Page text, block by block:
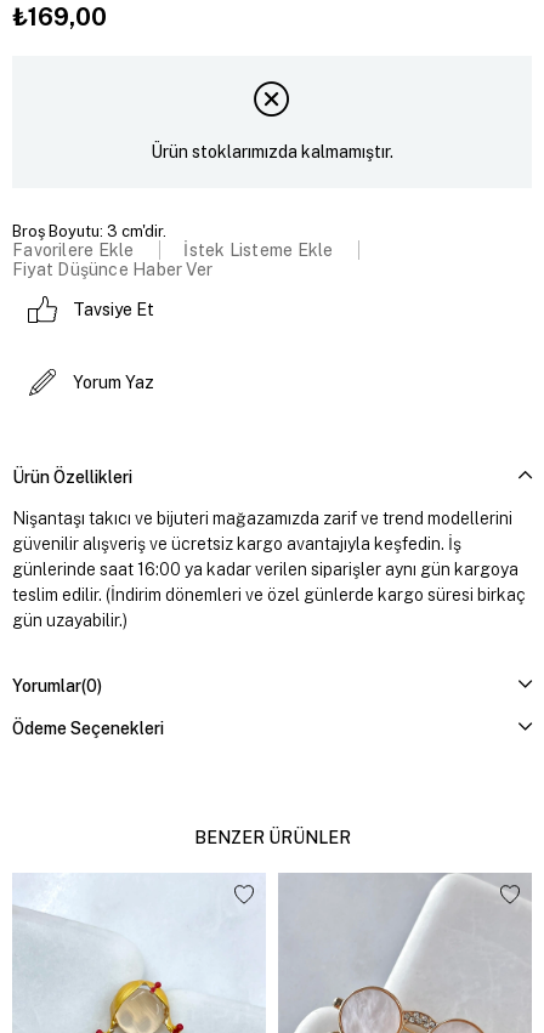
₺169,00
Ürün stoklarımızda kalmamıştır.
Broş Boyutu: 3 cm'dir.
Favorilere Ekle
İstek Listeme Ekle
Fiyat Düşünce Haber Ver
Tavsiye Et
Yorum Yaz
Ürün Özellikleri
Nişantaşı takıcı ve bijuteri mağazamızda zarif ve trend modellerini
güvenilir alışveriş ve ücretsiz kargo avantajıyla keşfedin. İş
günlerinde saat 16:00 ya kadar verilen siparişler aynı gün kargoya
teslim edilir. (İndirim dönemleri ve özel günlerde kargo süresi birkaç
gün uzayabilir.)
Yorumlar(0)
Ödeme Seçenekleri
BENZER ÜRÜNLER